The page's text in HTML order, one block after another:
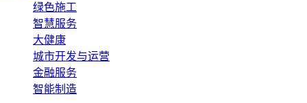
绿色施工
智慧服务
大健康
城市开发与运营
金融服务
智能制造